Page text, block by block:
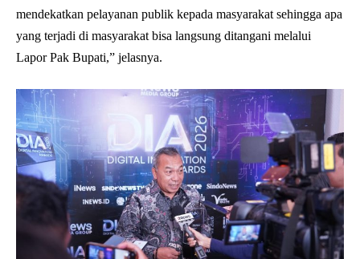
mendekatkan pelayanan publik kepada masyarakat sehingga apa
yang terjadi di masyarakat bisa langsung ditangani melalui
Lapor Pak Bupati,” jelasnya.